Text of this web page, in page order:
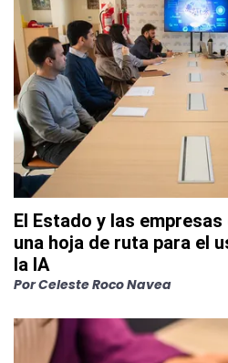
El Estado y las
una hoja de ruta para el
la IA
PorCeleste Roco Navea